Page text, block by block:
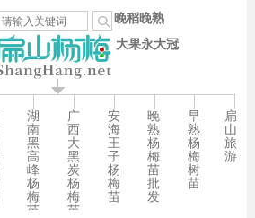
晚稻晚熟
大果永大冠
湖
南
黑
高
峰
杨
梅
苗
广
西
大
黑
炭
杨
梅
苗
安
海
王
子
杨
梅
苗
晚
熟
杨
梅
苗
批
发
早
熟
杨
梅
树
苗
扁
山
旅
游